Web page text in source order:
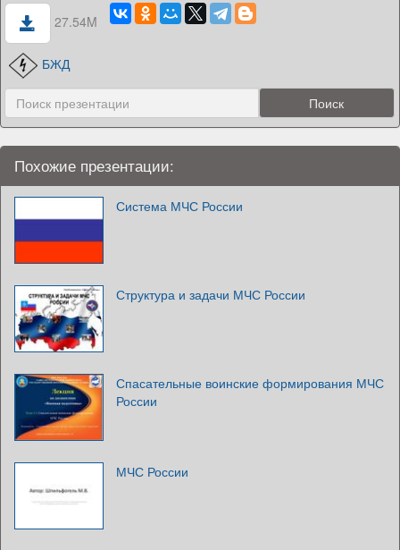
27.54M
БЖД
Похожие презентации:
Система МЧС России
Структура и задачи МЧС России
Спасательные воинские формирования МЧС
России
МЧС России